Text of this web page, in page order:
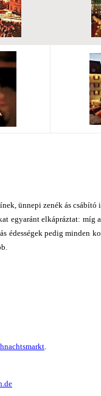
ünnepi zenék ás
egyaránt elkápráztat:
édességek pedig minden
.